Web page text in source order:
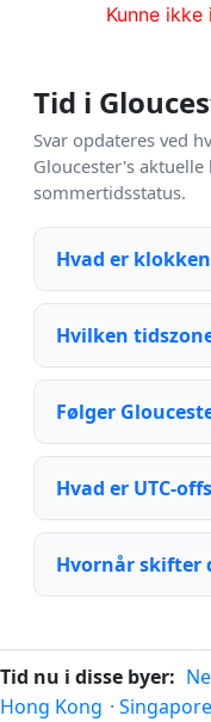
Kunne
Tid i
Svar opdateres ved
Gloucester's
sommertidsstatus.
Hvad er
Hvilken
Følger
Hvad er UTC-
Hvornår skifter
Tid nu i disse byer:
Hong Kong · Singapore